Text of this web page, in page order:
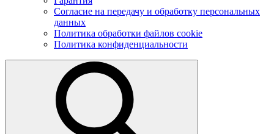
Согласие на передачу и обработку персональных
данных
Политика обработки файлов cookie
Политика конфиденциальности